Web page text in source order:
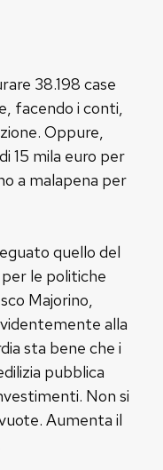
38.198 case
facendo i conti,
Oppure,
15 mila euro per
a malapena per
quello del
le politiche
Majorino,
alla
sta bene che i
pubblica
Non si
Aumenta il